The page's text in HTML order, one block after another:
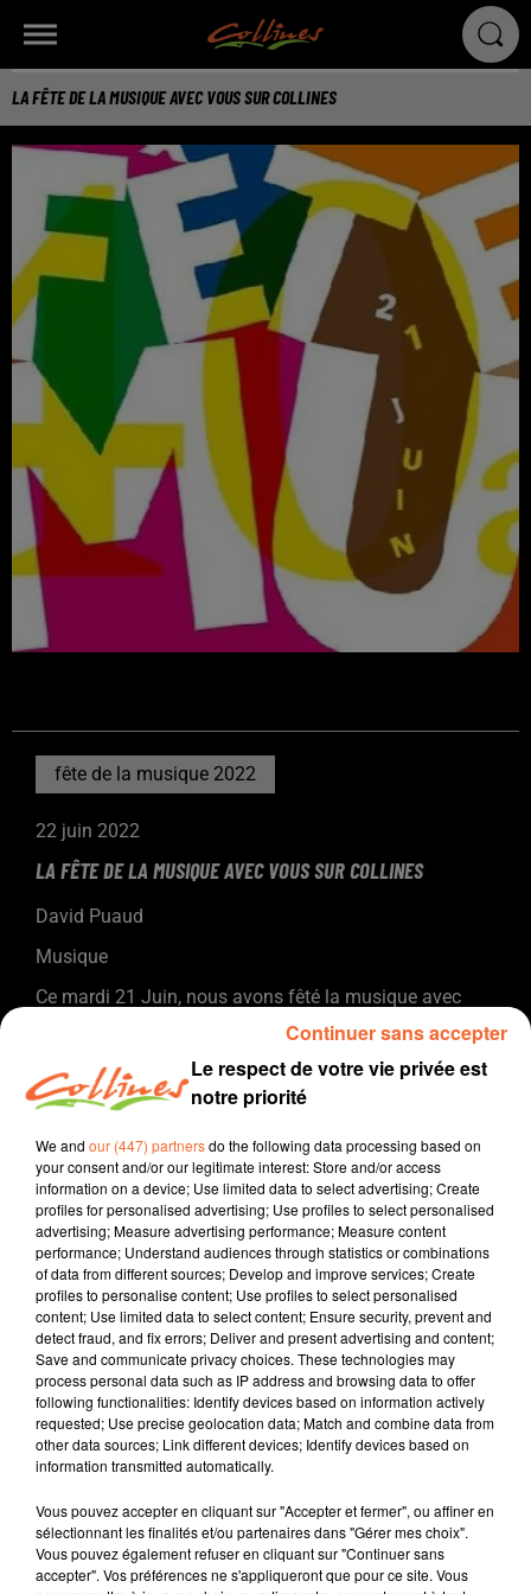
LA FÊTE DE LA MUSIQUE AVEC VOUS SUR COLLINES
fête de la musique 2022
22 juin 2022
LA FÊTE DE LA MUSIQUE AVEC VOUS SUR COLLINES
David Puaud
Musique
Ce mardi 21 Juin, nous avons fêté la musique avec
vous avec aussi une partie de l'équipe Collines.
On a vous a tendu notre micro en vous demandant de
nous fredonner un titre que vous aimez.
Vincent"4 boules de cuir" de Claude Nougaro
Estelle"Compagnons" de Feu! Chatterton
Marc"En feu" de Soprano
Margaux "Pour que tu m'aimes encore" de Céline Dion
Jérôme "With or without you" de U2
David"J'ai 10 ans" d'Alain Souchon
Marie"Qui de nous 2" de M
Jacqueline"La bombe humaine" de Téléphone
Souadou"Été 90" de ThérapieTaxi
Catherine"Singing in the rain"
Alban"Musique" de France Gall
Patrice"Épaule tattoo" d'Étienne Daho
Manuella"Que je t'aime" de Johnny Hallyday
Gaylord"Hotel California" d'Eagles
Le respect de votre vie privée est
notre priorité
We and our (447) partnersdo the following data processing based on
your consent and/or our legitimate interest: Store and/or access
information on a device; Use limited data to select advertising; Create
profiles for personalised advertising; Use profiles to select personalised
advertising; Measure advertising performance; Measure content
performance; Understand audiences through statistics or combinations
of data from different sources; Develop and improve services; Create
profiles to personalise content; Use profiles to select personalised
content; Use limited data to select content; Ensure security, prevent and
detect fraud, and fix errors; Deliver and present advertising and content;
Save and communicate privacy choices. These technologies may
process personal data such as IP address and browsing data to offer
following functionalities: Identify devices based on information actively
requested; Use precise geolocation data; Match and combine data from
other data sources; Link different devices; Identify devices based on
information transmitted automatically.
Vous pouvez accepter en cliquant sur "Accepter et fermer", ou affiner en
sélectionnant les finalités et/ou partenaires dans "Gérer mes choix".
Vous pouvez également refuser en cliquant sur "Continuer sans
accepter". Vos préférences ne s'appliqueront que pour ce site. Vous
Continuer sans accepter